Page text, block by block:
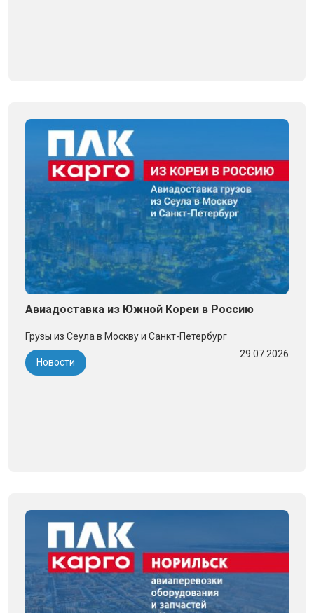
Авиадоставка из Южной Кореи в Россию
Грузы из Сеула в Москву и Санкт-Петербург
Новости
29.07.2026